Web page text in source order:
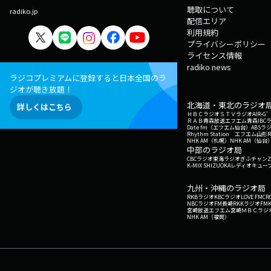
radiko.jp
ラジコプレミアムに登録すると日本全国のラ
ジオが聴き放題！
詳しくはこちら
聴取について
配信エリア
利用規約
プライバシーポリシー
ライセンス情報
radiko news
北海道・東北のラジオ
ＨＢＣラジオＳＴＶラジオAIR-G'
ＲＡＢ青森放送エフエム青森IBC
Date fm（エフエム仙台） ABSラ
Rhythm Station エフエム山形
NHK AM（札幌） NHK AM（仙台
中部のラジオ局
CBCラジオ東海ラジオぎふチャン
K-MIX SHIZUOKAレディオキュー
九州・沖縄のラジオ局
RKBラジオKBCラジオLOVE FM
NBCラジオFM長崎RKKラジオ
宮崎放送エフエム宮崎ＭＢＣラジ
NHK AM（福岡）